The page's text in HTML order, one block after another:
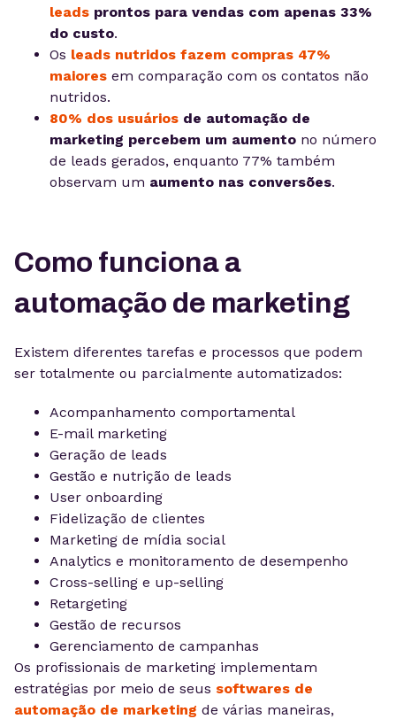
leads prontos para vendas com apenas 33%
do custo.
Os leads nutridos fazem compras 47%
maiores em comparação com os contatos não
nutridos.
80% dos usuários de automação de
marketing percebem um aumento no número
de leads gerados, enquanto 77% também
observam um aumento nas conversões.
Como funciona a
automação de marketing
Existem diferentes tarefas e processos que podem
ser totalmente ou parcialmente automatizados:
Acompanhamento comportamental
E-mail marketing
Geração de leads
Gestão e nutrição de leads
User onboarding
Fidelização de clientes
Marketing de mídia social
Analytics e monitoramento de desempenho
Cross-selling e up-selling
Retargeting
Gestão de recursos
Gerenciamento de campanhas
Os profissionais de marketing implementam
estratégias por meio de seus softwares de
automação de marketing de várias maneiras,